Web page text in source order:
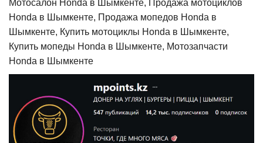
Мотосалон Honda в Шымкенте, Продажа мотоциклов
Honda в Шымкенте, Продажа мопедов Honda в
Шымкенте, Купить мотоциклы Honda в Шымкенте,
Купить мопеды Honda в Шымкенте, Мотозапчасти
Honda в Шымкенте